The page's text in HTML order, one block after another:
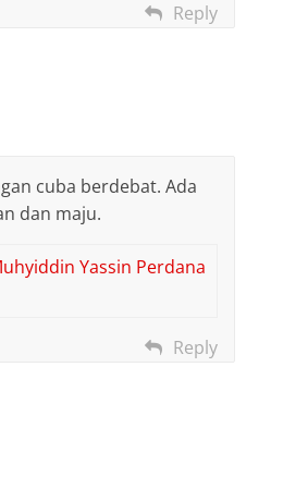
Reply
cuba berdebat. Ada
dan maju.
Yassin Perdana
Reply